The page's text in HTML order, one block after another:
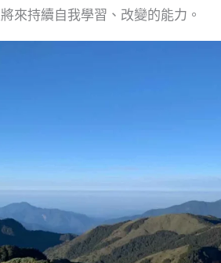
來持續自我學習、改變的能力。